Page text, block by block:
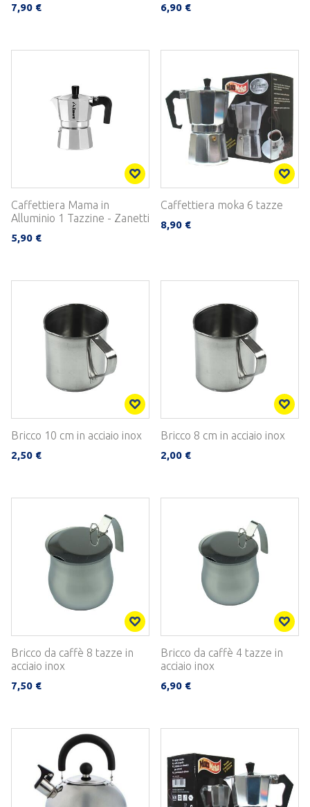
7,90 € 6,90 €
Caffettiera Mama in
Alluminio 1 Tazzine - Zanetti
5,90 €
Caffettiera moka 6 tazze
8,90 €
Bricco 10 cm in acciaio inox
2,50 €
Bricco 8 cm in acciaio inox
2,00 €
Bricco da caffè 8 tazze in
acciaio inox
7,50 €
Bricco da caffè 4 tazze in
acciaio inox
6,90 €